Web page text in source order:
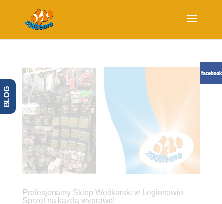
Profesjonalny Sklep Wędkarski w Legionowie –
Sprzęt na każdą wyprawę!
BLOG